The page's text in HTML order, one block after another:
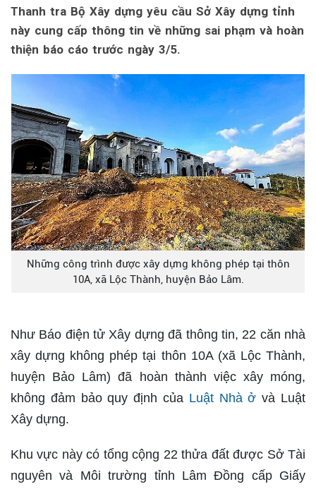
Thanh tra Bộ Xây dựng yêu cầu Sở Xây dựng tỉnh
này cung cấp thông tin về những sai phạm và hoàn
thiện báo cáo trước ngày 3/5.
Những công trình được xây dựng không phép tại thôn
10A, xã Lộc Thành, huyện Bảo Lâm.
Như Báo điện tử Xây dựng đã thông tin, 22 căn nhà
xây dựng không phép tại thôn 10A (xã Lộc Thành,
huyện Bảo Lâm) đã hoàn thành việc xây móng,
không đảm bảo quy định của Luật Nhà ở và Luật
Xây dựng.
Khu vực này có tổng cộng 22 thửa đất được Sở Tài
nguyên và Môi trường tỉnh Lâm Đồng cấp Giấy